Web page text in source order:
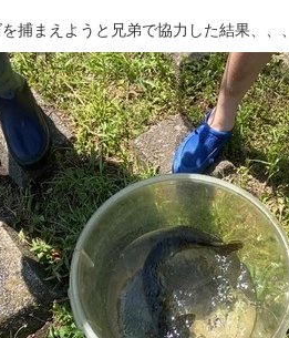
捕まえようと兄弟で協力した結果、、、